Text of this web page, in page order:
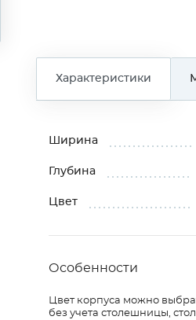
Характеристики
Ширина
Глубина
Цвет
Особенности
Цвет корпуса можно
без учета столешницы,